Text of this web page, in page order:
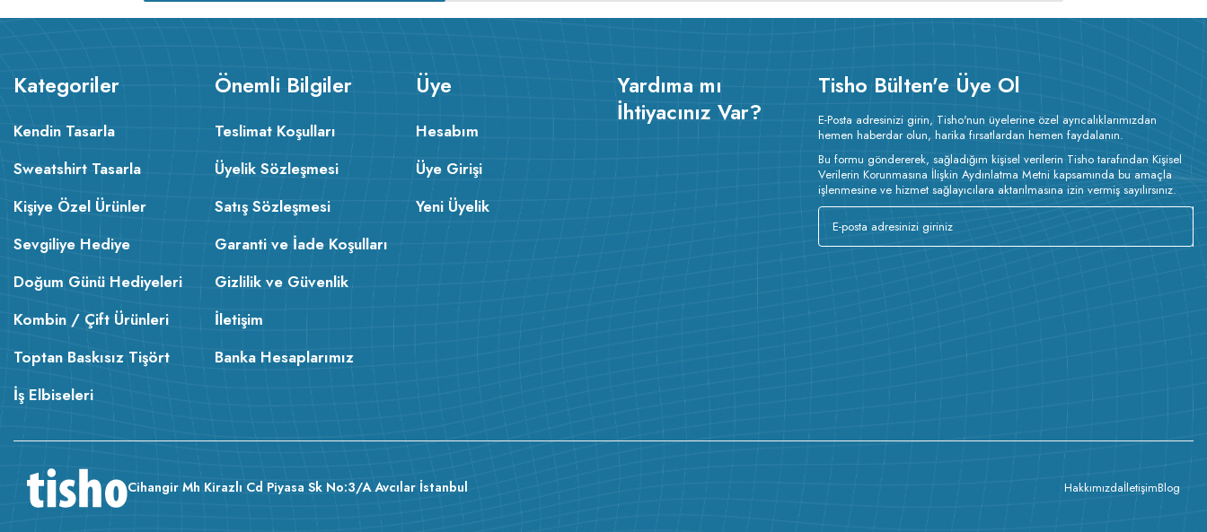
Kategoriler
Kendin Tasarla
Sweatshirt Tasarla
Kişiye Özel Ürünler
Sevgiliye Hediye
Doğum Günü Hediyeleri
Kombin / Çift Ürünleri
Toptan Baskısız Tişört
İş Elbiseleri
Önemli Bilgiler
Teslimat Koşulları
Üyelik Sözleşmesi
Satış Sözleşmesi
Garanti ve İade Koşulları
Gizlilik ve Güvenlik
İletişim
Banka Hesaplarımız
Üye
Hesabım
Üye Girişi
Yeni Üyelik
Yardıma mı
İhtiyacınız Var?
Tisho Bülten'e Üye Ol
E-Posta adresinizi girin, Tisho'nun üyelerine özel ayrıcalıklarımızdan
hemen haberdar olun, harika fırsatlardan hemen faydalanın.
Bu formu göndererek, sağladığım kişisel verilerin Tisho tarafından Kişisel
Verilerin Korunmasına İlişkin Aydınlatma Metni kapsamında bu amaçla
işlenmesine ve hizmet sağlayıcılara aktarılmasına izin vermiş sayılırsınız.
Cihangir Mh Kirazlı Cd Piyasa Sk No:3/A Avcılar İstanbul HakkımızdaİletişimBlog